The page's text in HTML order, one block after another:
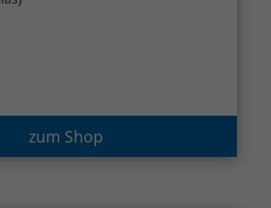
zum Shop